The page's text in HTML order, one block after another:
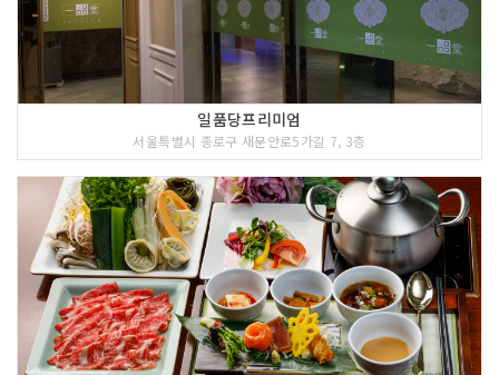
일품당프리미엄
서울특별시 종로구 새문안로5가길 7, 3층